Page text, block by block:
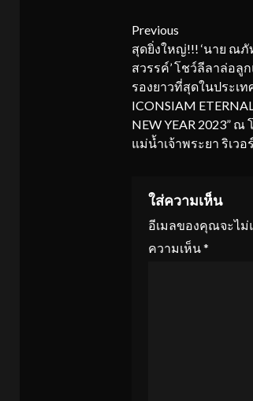
Continue
Reading
Previous
สุดยิ่งใหญ่!!! ‘นาย ณภั
สวรรค์’ โชว์ลีลาล่อลู
รองยาวที่สุดในประเ
ICONSIAM
NEW YEAR 2023”
แม่น้ำเจ้าพระยา ริเว
ใส่ความเห็น
อีเมลของคุณจะไ
ความเห็น*